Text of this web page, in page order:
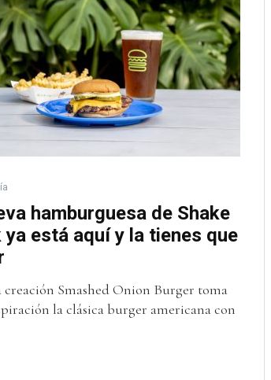
hamburguesa de Shake
ya está aquí y la tienes que
creación Smashed Onion Burger toma
la clásica burger americana con